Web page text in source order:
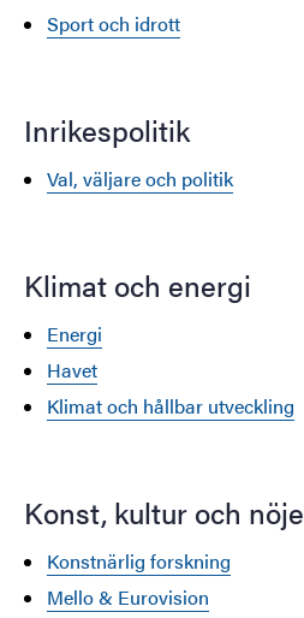
Sport och idrott
Inrikespolitik
Val, väljare och politik
Klimat och energi
Energi
Havet
Klimat och hållbar utveckling
Konst, kultur och nöje
Konstnärlig forskning
Mello & Eurovision